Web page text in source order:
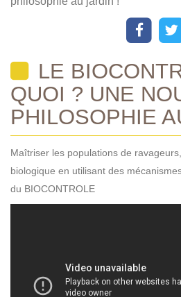
LE
QUOI ? UNE
PHILOSOPHIE
Maîtriser les populations de
biologique en utilisant des
du BIOCONTROLE